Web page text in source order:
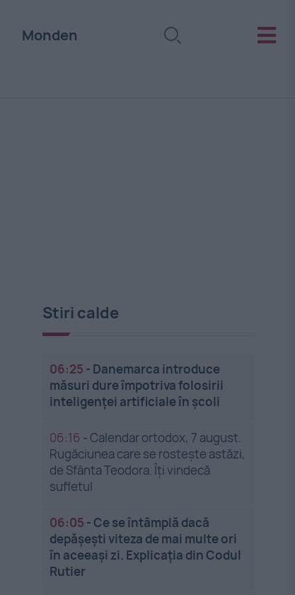
Monden
Stiri calde
06:25 - Danemarca introduce
măsuri dure împotriva folosirii
inteligenței artificiale în școli
06:16 -Calendar ortodox, 7 august.
Rugăciunea care se rostește astăzi,
de Sfânta Teodora. Îți vindecă
sufletul
06:05 -Ce se întâmplă dacă
depășești viteza de mai multe ori
în aceeași zi. Explicația din Codul
Rutier